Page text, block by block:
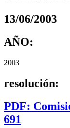
13/06/2003
AÑO:
2003
resolución:
PDF:
691